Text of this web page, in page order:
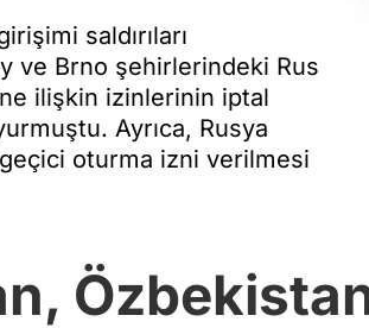
saldırıları
ve Brno şehirlerindeki Rus
ilişkin izinlerinin iptal
Ayrıca, Rusya
oturma izni verilmesi